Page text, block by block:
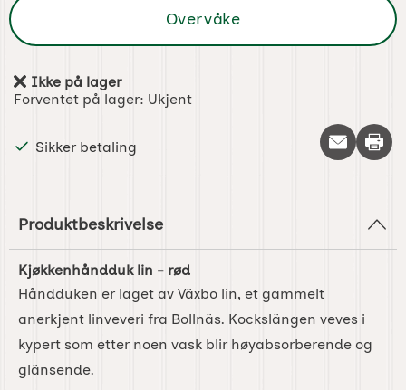
Overvåke
Produkttilgjengelighet:
Ikke på lager
Forventet på lager: Ukjent
Sikker betaling Skriv
Produktbeskrivelse
Kjøkkenhåndduk lin - rød
Håndduken er laget av Växbo lin, et gammelt
anerkjent linveveri fra Bollnäs. Kockslängen veves i
kypert som etter noen vask blir høyabsorberende og
glänsende.